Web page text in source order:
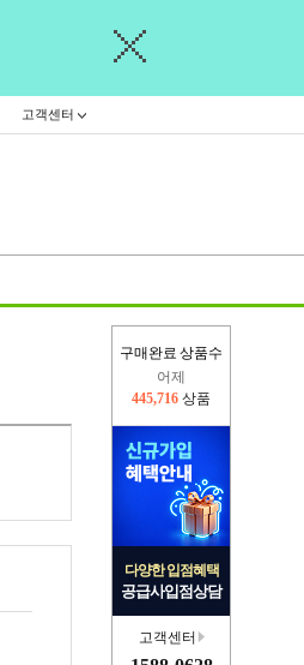
고객센터
구매완료 상품수
오늘(현재)
330,235 상품
다양한 입점혜택
공급사입점상담
고객센터